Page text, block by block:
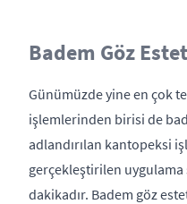
Badem Göz
Günümüzde yine en çok
işlemlerinden birisi de
adlandırılan kantopeksi
gerçekleştirilen
dakikadır. Badem göz